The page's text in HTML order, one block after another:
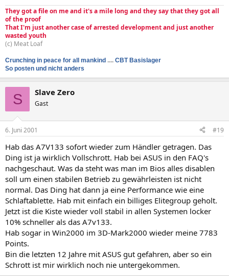
They got a file on me and it's a mile long and they say that they got all
of the proof
That I'm just another case of arrested development and just another
wasted youth
(c) Meat Loaf
Crunching in peace for all mankind .... CBT Basislager
So posten und nicht anders
S Slave Zero
Gast
6. Juni 2001 #19
Hab das A7V133 sofort wieder zum Händler getragen. Das
Ding ist ja wirklich Vollschrott. Hab bei ASUS in den FAQ's
nachgeschaut. Was da steht was man im Bios alles disablen
soll um einen stabilen Betrieb zu gewährleisten ist nicht
normal. Das Ding hat dann ja eine Performance wie eine
Schlaftablette. Hab mit einfach ein billiges Elitegroup geholt.
Jetzt ist die Kiste wieder voll stabil in allen Systemen locker
10% schneller als das A7v133.
Hab sogar in Win2000 im 3D-Mark2000 wieder meine 7783
Points.
Bin die letzten 12 Jahre mit ASUS gut gefahren, aber so ein
Schrott ist mir wirklich noch nie untergekommen.